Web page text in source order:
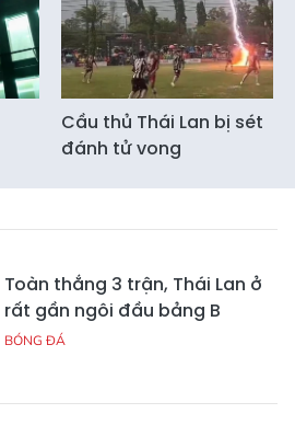
Cầu thủ Thái Lan bị sét
đánh tử vong
Toàn thắng 3 trận, Thái Lan ở
rất gần ngôi đầu bảng B
BÓNG ĐÁ